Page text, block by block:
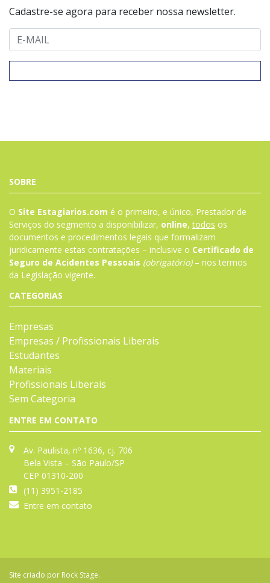
Cadastre-se agora para receber nossa newsletter.
SOBRE
O Site Estagiarios.com é o primeiro, e único, Prestador de
Serviços do segmento a disponibilizar, online,todos os
documentos e procedimentos legais que formalizam
juridicamente estas contratações – inclusive o Certificado de
Seguro de Acidentes Pessoais (obrigatório)– nos termos
da Legislação vigente.
CATEGORIAS
Empresas
Empresas / Profissionais Liberais
Estudantes
Materiais
Profissionais Liberais
Sem Categoria
ENTRE EM CONTATO
Av. Paulista, nº 1636, cj. 706
Bela Vista – São Paulo/SP
CEP 01310-200
(11) 3951-2185
Entre em contato
Site criado por Rock Stage.